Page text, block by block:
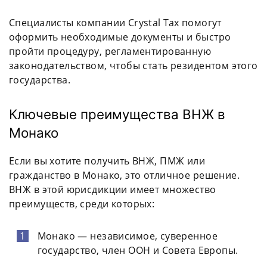
Специалисты компании Crystal Tax помогут
оформить необходимые документы и быстро
пройти процедуру, регламентированную
законодательством, чтобы стать резидентом этого
государства.
Ключевые преимущества ВНЖ в
Монако
Если вы хотите получить ВНЖ, ПМЖ или
гражданство в Монако, это отличное решение.
ВНЖ в этой юрисдикции имеет множество
преимуществ, среди которых:
Монако — независимое, суверенное
государство, член ООН и Совета Европы.